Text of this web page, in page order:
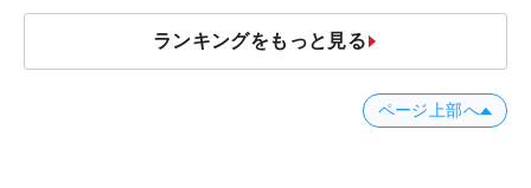
ランキングをもっと見る
ページ上部へ